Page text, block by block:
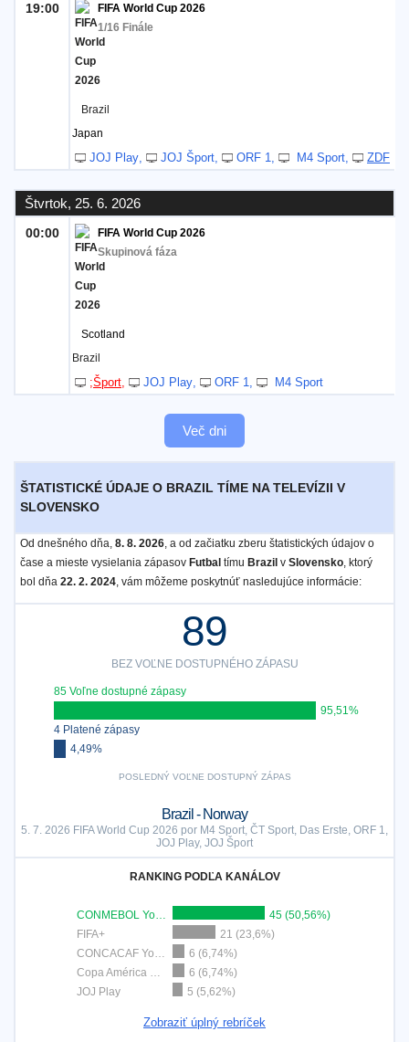
19:00
FIFA World Cup 2026
1/16 Finále
Brazil
Japan
JOJ Play JOJ Šport ORF 1 M4 Sport ZDF
Štvrtok, 25. 6. 2026
00:00
FIFA World Cup 2026
Skupinová fáza
Scotland
Brazil
;Šport JOJ Play ORF 1 M4 Sport
Več dni
ŠTATISTICKÉ ÚDAJE O BRAZIL TÍME NA TELEVÍZII V
SLOVENSKO
Od dnešného dňa, 8. 8. 2026, a od začiatku zberu štatistických údajov o
čase a mieste vysielania zápasov Futbal tímu Brazil v Slovensko, ktorý
bol dňa 22. 2. 2024, vám môžeme poskytnúť nasledujúce informácie:
89
BEZ VOĽNE DOSTUPNÉHO ZÁPASU
85 Voľne dostupné zápasy
95,51%
4 Platené zápasy
4,49%
POSLEDNÝ VOĽNE DOSTUPNÝ ZÁPAS
Brazil - Norway
5. 7. 2026 FIFA World Cup 2026 por M4 Sport, ČT Sport, Das Erste, ORF 1,
JOJ Play, JOJ Šport
RANKING PODĽA KANÁLOV
CONMEBOL YouTube
45 (50,56%)
FIFA+
21 (23,6%)
CONCACAF YouTube
6 (6,74%)
Copa América YouTube
6 (6,74%)
JOJ Play
5 (5,62%)
Zobraziť úplný rebríček